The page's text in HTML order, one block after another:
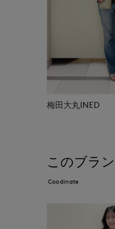
梅田大丸INED
このブラ
Coodinate